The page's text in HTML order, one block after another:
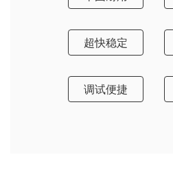
超快稳定
调试便捷